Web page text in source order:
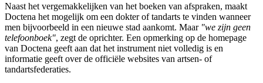
Naast het vergemakkelijken van het boeken van afspraken, maakt
Doctena het mogelijk om een dokter of tandarts te vinden wanneer
men bijvoorbeeld in een nieuwe stad aankomt. Maar "we zijn geen
telefoonboek", zegt de oprichter. Een opmerking op de homepage
van Doctena geeft aan dat het instrument niet volledig is en
informatie geeft over de officiële websites van artsen- of
tandartsfederaties.